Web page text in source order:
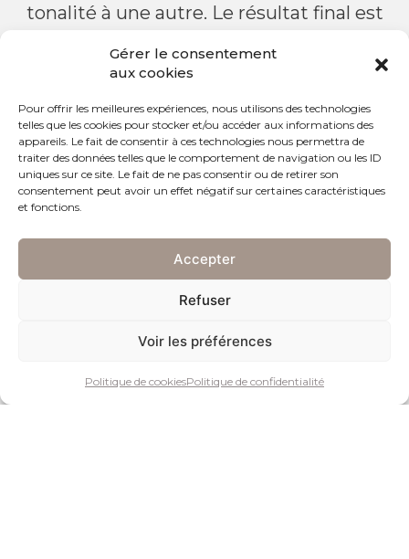
Gérer le consentement
aux cookies
Pour offrir les meilleures expériences, nous utilisons des technologies
telles que les cookies pour stocker et/ou accéder aux informations des
appareils. Le fait de consentir à ces technologies nous permettra de
traiter des données telles que le comportement de navigation ou les ID
uniques sur ce site. Le fait de ne pas consentir ou de retirer son
consentement peut avoir un effet négatif sur certaines caractéristiques
et fonctions.
Accepter
Refuser
Voir les préférences
Politique de cookiesPolitique de confidentialité
tonalité à une autre. Le résultat final est
intemporelle, où la maîtrise de la couleur
pour créer une pièce unique et raffinée.
CALIBRE
CG M8-8080
Remontage automatique